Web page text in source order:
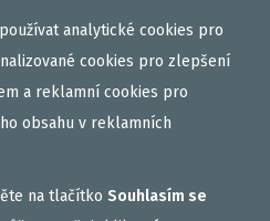
KAZETA
analytické cookies pro
cookies pro zlepšení
a reklamní cookies pro
obsahu v reklamních
na tlačítko Souhlasím se